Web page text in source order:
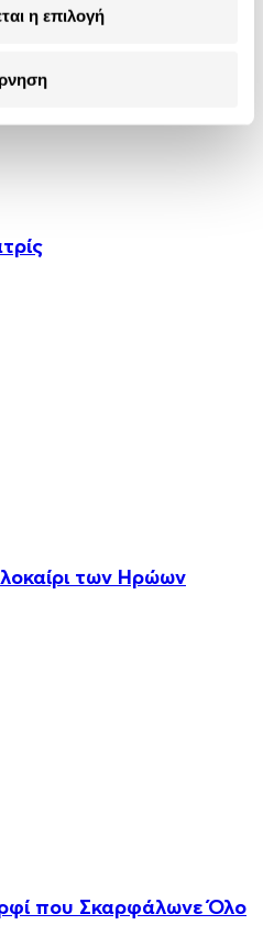
η επιλογή
των Ηρώων
που Σκαρφάλωνε Όλο